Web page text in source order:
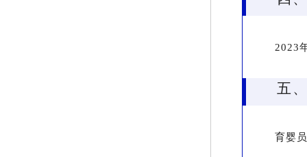
2023
五
育婴